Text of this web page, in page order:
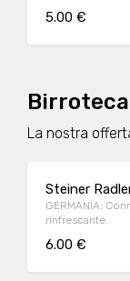
5.00 €
La nostra
Steiner
GERMANIA:
rinfrescante.
6.00 €